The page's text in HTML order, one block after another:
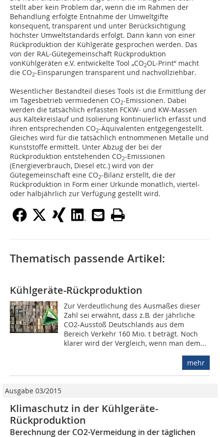
stellt aber kein Problem dar, wenn die im Rahmen der
Behandlung erfolgte Entnahme der Umweltgifte
konsequent, transparent und unter Berücksichtigung
höchster Umweltstandards erfolgt. Dann kann von einer
Rückproduktion der Kühlgeräte gesprochen werden. Das
von der RAL-Gütegemeinschaft Rückproduktion
vonKühlgeräten e.V. entwickelte Tool „CO2OL-Print“ macht
die CO2-Einsparungen transparent und nachvollziehbar.
Wesentlicher Bestandteil dieses Tools ist die Ermittlung der
im Tagesbetrieb vermiedenen CO2-Emissionen. Dabei
werden die tatsächlich erfassten FCKW- und KW-Massen
aus Kältekreislauf und Isolierung kontinuierlich erfasst und
ihren entsprechenden CO2-Äquivalenten entgegengestellt.
Gleiches wird für die tatsächlich entnommenen Metalle und
Kunststoffe ermittelt. Unter Abzug der bei der
Rückproduktion entstehenden CO2-Emissionen
(Energieverbrauch, Diesel etc.) wird von der
Gütegemeinschaft eine CO2-Bilanz erstellt, die der
Rückproduktion in Form einer Urkunde monatlich, viertel-
oder halbjährlich zur Verfügung gestellt wird.
Thematisch passende Artikel:
Kühlgeräte-Rückproduktion
Zur Verdeutlichung des Ausmaßes dieser
Zahl sei erwähnt, dass z.B. der jährliche
CO2-Ausstoß Deutschlands aus dem
Bereich Verkehr 160 Mio. t beträgt. Noch
klarer wird der Vergleich, wenn man dem...
mehr
Ausgabe 03/2015
Klimaschutz in der Kühlgeräte-
Rückproduktion
Berechnung der CO2-Vermeidung in der täglichen